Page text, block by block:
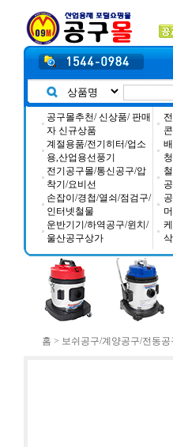
공구몰추천/ 신상품/ 판매
자 신규상품
계절용품/전기히터/업소
용,산업용선풍기
전기공구몰/통신공구/압
착기/요비선
손잡이/경첩/열쇠/점검구/
인터넷철물
운반기기/하역공구/윈치/
울산공구상가
홈 > 보쉬공구/계양공구/전동공